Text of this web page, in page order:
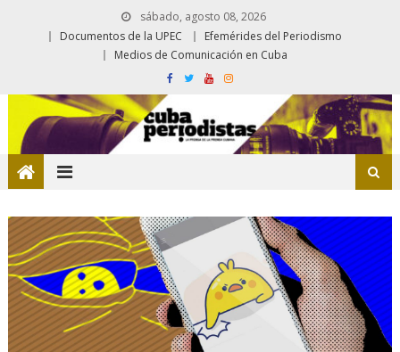
sábado, agosto 08, 2026
Documentos de la UPEC
Efemérides del Periodismo
Medios de Comunicación en Cuba